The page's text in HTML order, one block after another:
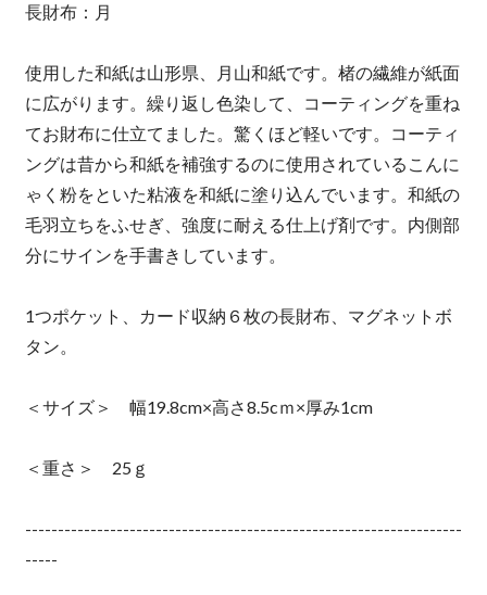
長財布：月
使用した和紙は山形県、月山和紙です。楮の繊維が紙面
に広がります。繰り返し色染して、コーティングを重ね
てお財布に仕立てました。驚くほど軽いです。コーティ
ングは昔から和紙を補強するのに使用されているこんに
ゃく粉をといた粘液を和紙に塗り込んでいます。和紙の
毛羽立ちをふせぎ、強度に耐える仕上げ剤です。内側部
分にサインを手書きしています。
1つポケット、カード収納６枚の長財布、マグネットボ
タン。
＜サイズ＞ 幅19.8cm×高さ8.5cｍ×厚み1cm
＜重さ＞ 25ｇ
-------------------------------------------------------------------
-----